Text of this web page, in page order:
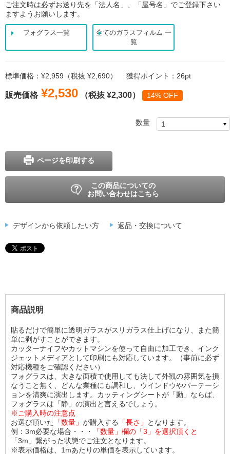
ご注文時は必ずお送り先を「法人名」、「屋号名」でご登録下さい
ますようお願いします。
フォグラス一覧
全てのガラスフィルム 一
覧
標準価格：¥2,959（税抜 ¥2,690） 獲得ポイント：26pt
販売価格 ¥2,530 （税抜 ¥2,300） 14% OFF
数量
ページを印刷する
この商品についての
お問い合わせはこちら
デザインから依頼したい方 返品・交換について
商品説明
貼るだけで簡単に透明ガラスがスリガラス仕上げになり、また簡
単に剥がすことができます。
カッターナイフやカットマシンを使って自由に加工でき、インク
ジェットメディアとして印刷にも対応しています。（事前に必ず
対応機種をご確認ください）
フォグラスは、大きな面積で使用しても決して外観の雰囲気を損
なうこと無く、どんな業種にも調和し、ウインドウやパーテーシ
ョンを清爽に演出します。カッティングシートが「動」ならば、
フォグラスは「静」の演出と言えるでしょう。
※ご購入時の注意点
お選び頂いた
「数量」 が購入する 「長さ」
となります。
例：3m必要な場合・・・
「数量」欄の「3」を選択頂くと
「3m」繋がった状態でご注文となります。
※表示価格は、1mあたりの単価を表示しています。